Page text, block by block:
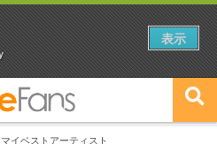
マイベストアーティスト
表示